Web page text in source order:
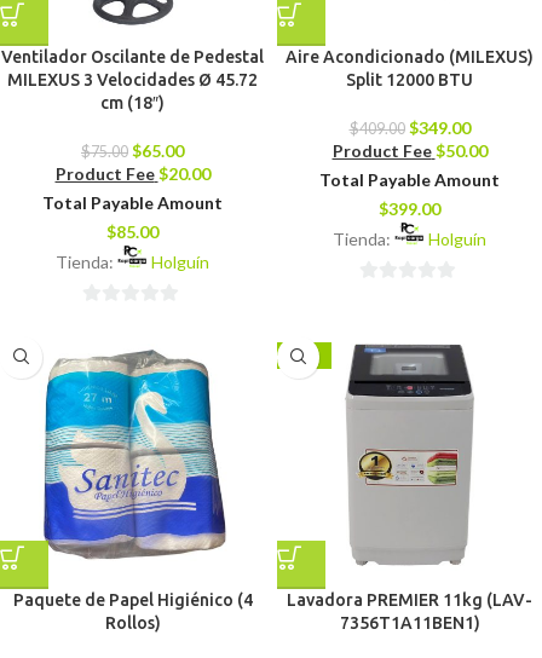
Ventilador Oscilante de Pedestal
MILEXUS 3 Velocidades Ø 45.72
cm (18″)
$75.00 $65.00
Product Fee $20.00
Total Payable Amount
$85.00
Tienda:
Holguín
5
Aire Acondicionado (MILEXUS)
Split 12000 BTU
$409.00 $349.00
Product Fee $50.00
Total Payable Amount
$399.00
Tienda:
Holguín
5
Paquete de Papel Higiénico (4
Rollos)
-24%
Lavadora PREMIER 11kg (LAV-
7356T1A11BEN1)